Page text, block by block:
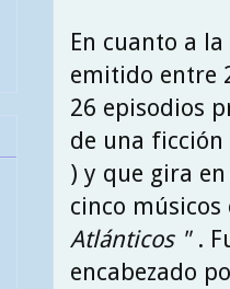
En cuanto a
emitido entre
26 episodios
de una ficción
) y que gira
cinco
Atlánticos " .
encabezado